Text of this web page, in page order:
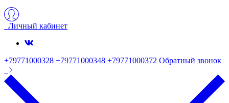
Личный кабинет
+79771000328 +79771000348 +79771000372 Обратный звонок